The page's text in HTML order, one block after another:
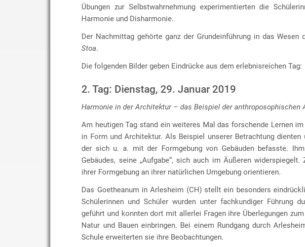
Übungen zur Selbstwahrnehmung experimentierten die
Harmonie und Disharmonie.
Der Nachmittag gehörte ganz der Grundeinführung in das
Stoa.
Die folgenden Bilder geben Eindrücke aus dem erlebnisreichen Tag:
2. Tag: Dienstag, 29. Januar 2019
Harmonie in der Architektur – das Beispiel der anthroposophischen
Am heutigen Tag stand ein weiteres Mal das forschende Lernen
in Form und Architektur. Als Beispiel unserer Betrachtung dienten
der sich u. a. mit der Formgebung von Gebäuden befasste.
Gebäudes, seine „Aufgabe“, sich auch im Äußeren
ihrer Formgebung an ihrer natürlichen Umgebung orientieren.
Das Goetheanum in Arlesheim (CH) stellt ein besonders
Schülerinnen und Schüler wurden unter fachkundiger Führung
geführt und konnten dort mit allerlei Fragen ihre Überlegungen
Natur und Bauen einbringen. Bei einem Rundgang durch
Schule erweiterten sie ihre Beobachtungen.